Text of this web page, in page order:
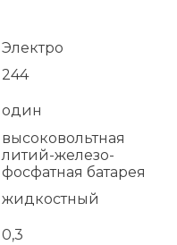
Электро
244
один
высоковольтная
литий-железо-
фосфатная батарея
жидкостный
0,3